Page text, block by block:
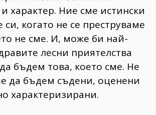
характер. Ние сме истински
си, когато не се преструваме
не сме. И, може би най-
лесни приятелства
бъдем това, което сме. Не
да бъдем съдени, оценени
характеризирани.